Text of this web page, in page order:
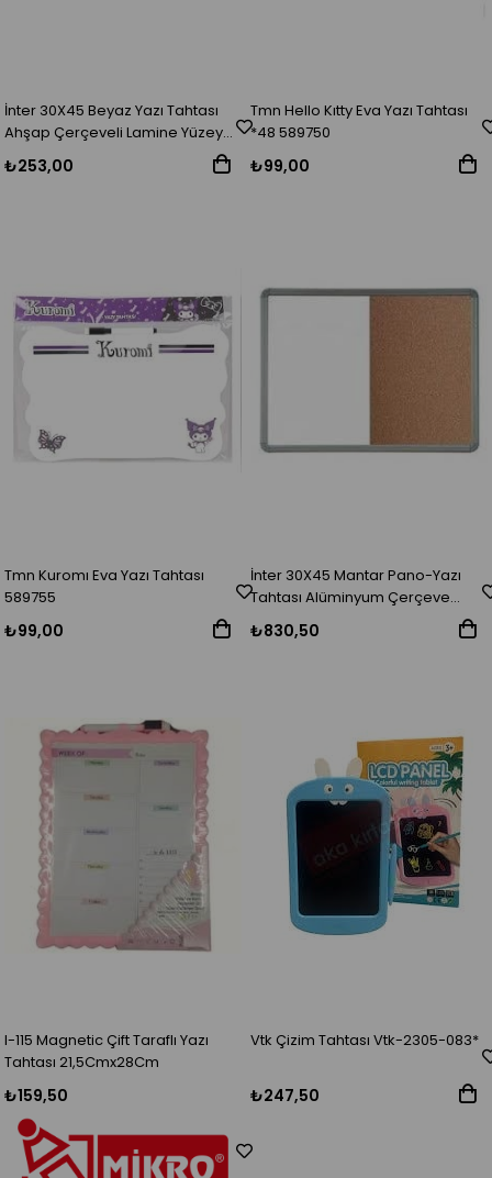
İnter 30X45 Beyaz Yazı Tahtası
Ahşap Çerçeveli Lamine Yüzey
Duvara Monte INT-381
₺253,00
Tmn Hello Kıtty Eva Yazı Tahtası
*48 589750
₺99,00
Tmn Kuromı Eva Yazı Tahtası
589755
₺99,00
İnter 30X45 Mantar Pano-Yazı
Tahtası Alüminyum Çerçeve
Duvara Monte Çift Fonksiyon
₺830,50
l-115 Magnetic Çift Taraflı Yazı
Tahtası 21,5Cmx28Cm
₺159,50
Vtk Çizim Tahtası Vtk-2305-083*
₺247,50